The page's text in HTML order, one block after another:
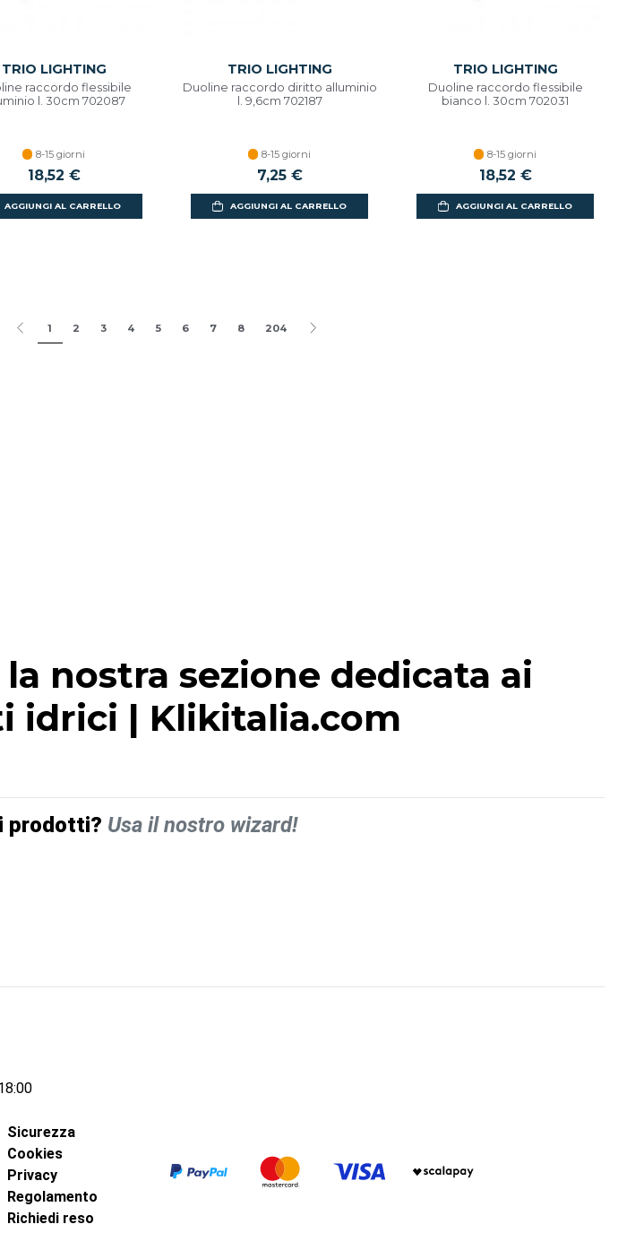
TRIO LIGHTING
raccordo flessibile
l. 30cm 702087
8-15 giorni
18,52 €
AGGIUNGI AL CARRELLO
TRIO LIGHTING
Duoline raccordo diritto alluminio
l. 9,6cm 702187
8-15 giorni
7,25 €
AGGIUNGI AL CARRELLO
TRIO LIGHTING
Duoline raccordo flessibile
bianco l. 30cm 702031
8-15 giorni
18,52 €
AGGIUNGI AL CARRELLO
1 2 3 4 5 6 7 8 204
nostra sezione dedicata ai
idrici | Klikitalia.com
prodotti? Usa il nostro wizard!
Sicurezza
Cookies
Privacy
Regolamento
Richiedi reso